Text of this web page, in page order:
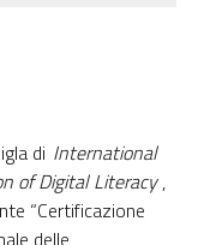
di International
of Digital Literacy,
“Certificazione
delle